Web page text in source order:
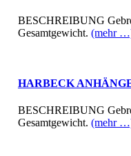
BESCHREIBUNG
Gesamtgewicht. (mehr
HARBECK
BESCHREIBUNG
Gesamtgewicht. (mehr